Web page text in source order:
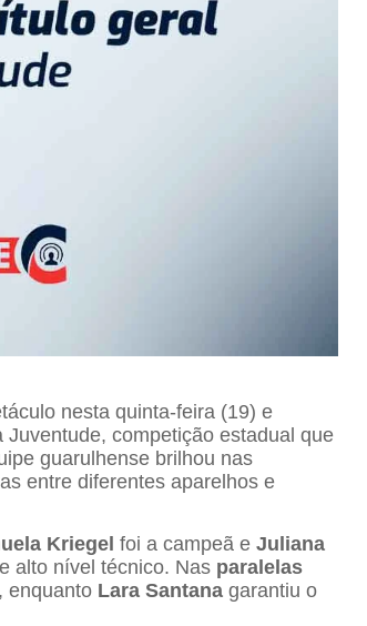
nesta quinta-feira (19) e
competição estadual que
guarulhense brilhou nas
entre diferentes aparelhos e
Kriegel foi a campeã e Juliana
alto nível técnico. Nas paralelas
enquanto Lara Santana garantiu o